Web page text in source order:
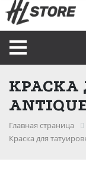
КРАСКА
Главная страница
Краска для